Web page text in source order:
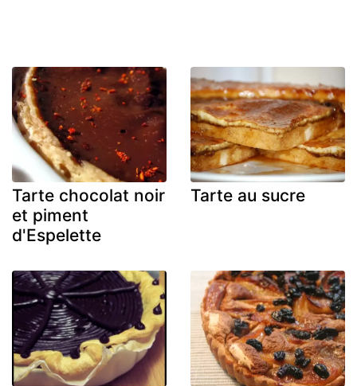
Tarte chocolat noir
et piment
d'Espelette
Tarte au sucre